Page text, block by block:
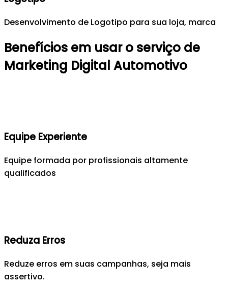
Desenvolvimento de Logotipo para sua loja, marca
Benefícios em usar o serviço de
Marketing Digital Automotivo
Equipe Experiente
Equipe formada por profissionais altamente
qualificados
Reduza Erros
Reduze erros em suas campanhas, seja mais
assertivo.